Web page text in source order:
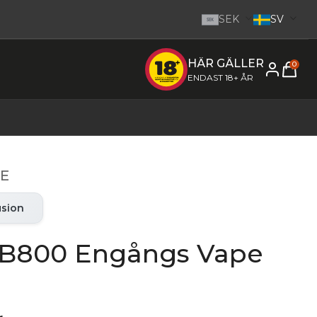
SEK SEK SV
1-2 dagar. Gå till startsidanHÄR GÄLLER
ENDAST 18+ ÅR
0
Engångs Vape